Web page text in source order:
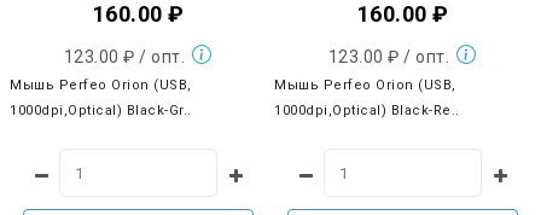
160.00 ₽
123.00 ₽ / опт.
Мышь Perfeo Orion (USB,
1000dpi,Optical) Black-Gr..
160.00 ₽
123.00 ₽ / опт.
Мышь Perfeo Orion (USB,
1000dpi,Optical) Black-Re..